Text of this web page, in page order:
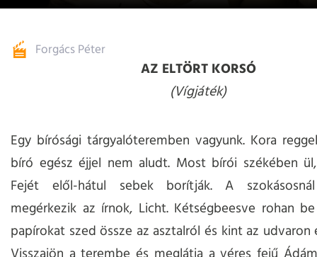
Forgács Péter
AZ ELTÖRT KORSÓ
(Vígjáték)
Egy bírósági tárgyalóteremben vagyunk. Kora
bíró egész éjjel nem aludt. Most bírói székében
Fejét elől-hátul sebek borítják. A
megérkezik az írnok, Licht. Kétségbeesve rohan
papírokat szed össze az asztalról és kint az